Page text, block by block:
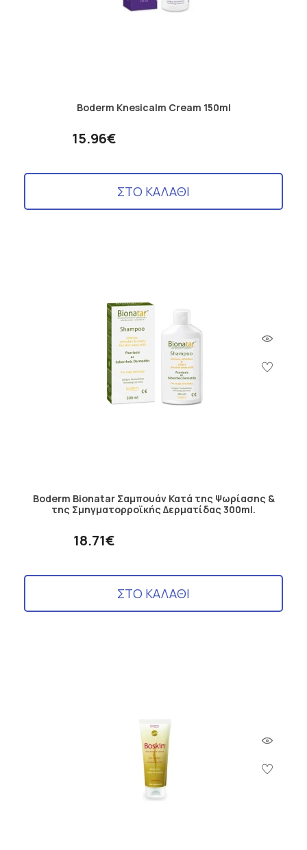
Boderm Knesicalm Cream 150ml
15.96€
ΣΤΟ ΚΑΛΑΘΙ
Boderm Bionatar Σαμπουάν Κατά της Ψωρίασης &
της Σμηγματορροϊκής Δερματίδας 300ml.
18.71€
ΣΤΟ ΚΑΛΑΘΙ